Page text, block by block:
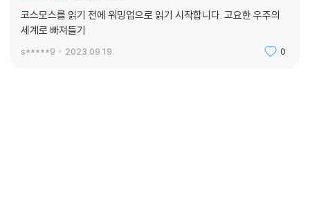
코스모스를 읽기 전에 워밍업으로 읽기 시작합니다. 고요한 우주의
세계로 빠져들기
s*****9 2023.09.19. 0